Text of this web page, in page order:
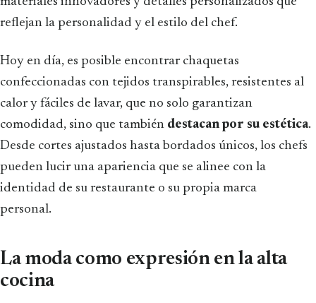
reflejan la personalidad y el estilo del chef.
Hoy en día, es posible encontrar chaquetas
confeccionadas con tejidos transpirables, resistentes al
calor y fáciles de lavar, que no solo garantizan
comodidad, sino que también destacan por su estética.
Desde cortes ajustados hasta bordados únicos, los chefs
pueden lucir una apariencia que se alinee con la
identidad de su restaurante o su propia marca
personal.
La moda como expresión en la alta
cocina